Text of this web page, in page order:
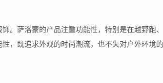
。萨洛蒙的产品注重功能性，特别是在越野跑、
，既追求外观的时尚潮流，也不失对户外环境的